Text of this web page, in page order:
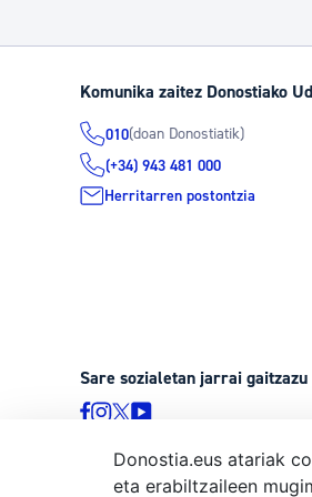
Komunika zaitez Donostiako
010(doan Donostiatik)
(+34) 943 481 000
Herritarren postontzia
Sare sozialetan jarrai gaitzazu
© Donostiako Udala, Ijentea 1,
Donostia.eus atariak
eta erabiltzaileen